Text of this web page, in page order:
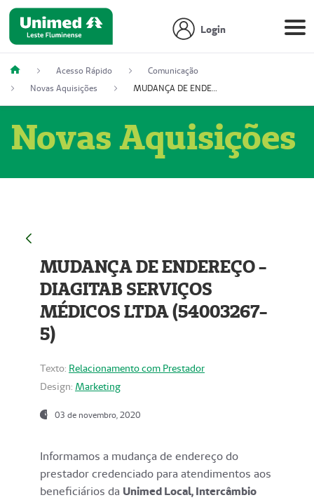
Login
Acesso Rápido
Comunicação
Novas Aquisições
MUDANÇA DE ENDEREÇO - DIAGITAB SERVIÇOS MÉDICOS LTDA (54003267-5)
Novas Aquisições
MUDANÇA DE ENDEREÇO -
DIAGITAB SERVIÇOS
MÉDICOS LTDA (54003267-
5)
Texto: Relacionamento com Prestador
Design: Marketing
03 de novembro, 2020
Informamos a mudança de endereço do
prestador credenciado para atendimentos aos
beneficiários da Unimed Local, Intercâmbio